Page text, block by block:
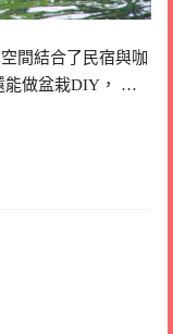
間結合了民宿與咖
能做盆栽DIY， …